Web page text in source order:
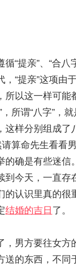
“提亲”、“合八
，“提亲”这项由
所以这一样可能
，所谓“八字”，
这样分别组成了
请算命先生看看
的确是有些迷信
到今天，一直存
的认识里真的很
结婚的吉日 了。
，男方要往女方
送的东西，不同